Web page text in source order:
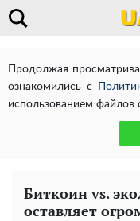
Продолжая
ознакомились с
использованием файлов
Биткоин vs.
оставляет